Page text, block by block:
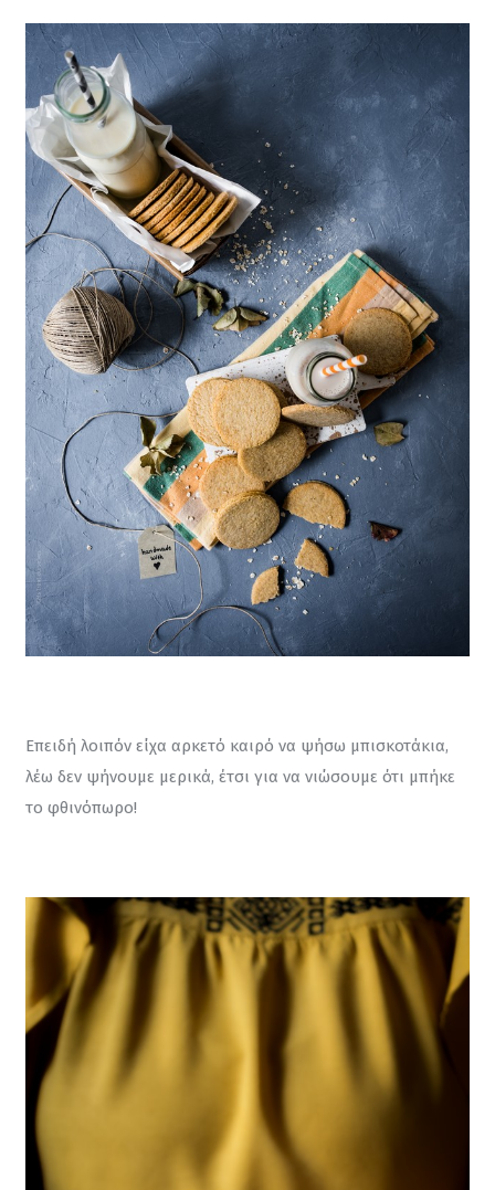
Επειδή λοιπόν είχα αρκετό καιρό να ψήσω μπισκοτάκια,
λέω δεν ψήνουμε μερικά, έτσι για να νιώσουμε ότι μπήκε
το φθινόπωρο!